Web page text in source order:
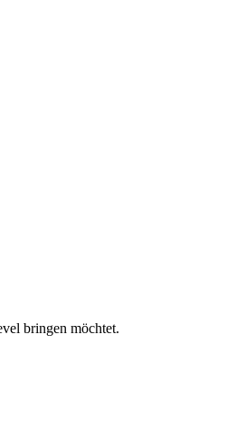
bringen möchtet.